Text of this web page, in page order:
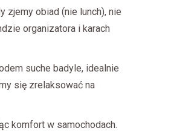
zjemy obiad (nie lunch), nie
organizatora i karach
suche badyle, idealnie
się zrelaksować na
komfort w samochodach.